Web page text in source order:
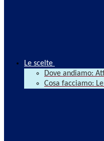
Le scelte
Dove andiamo:
Cosa facciamo: